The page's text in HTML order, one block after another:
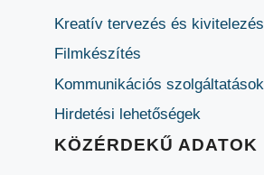
Kreatív tervezés és kivitelezés
Filmkészítés
Kommunikációs szolgáltatások
Hirdetési lehetőségek
KÖZÉRDEKŰ ADATOK